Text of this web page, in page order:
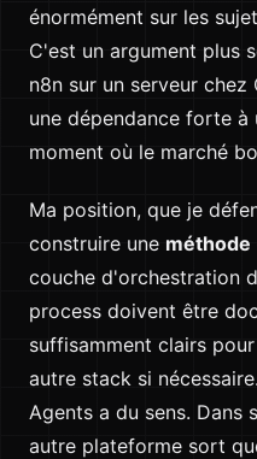
énormément sur les
C'est un argument plus
n8n sur un serveur chez
une dépendance forte à
moment où le marché
Ma position, que je
construire une méthode
couche d'orchestration
process doivent être
suffisamment clairs
autre stack si
Agents a du sens. Dans
autre plateforme sort